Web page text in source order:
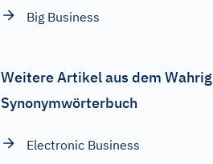
Big Business
Weitere Artikel aus dem Wahrig
Synonymwörterbuch
Electronic Business